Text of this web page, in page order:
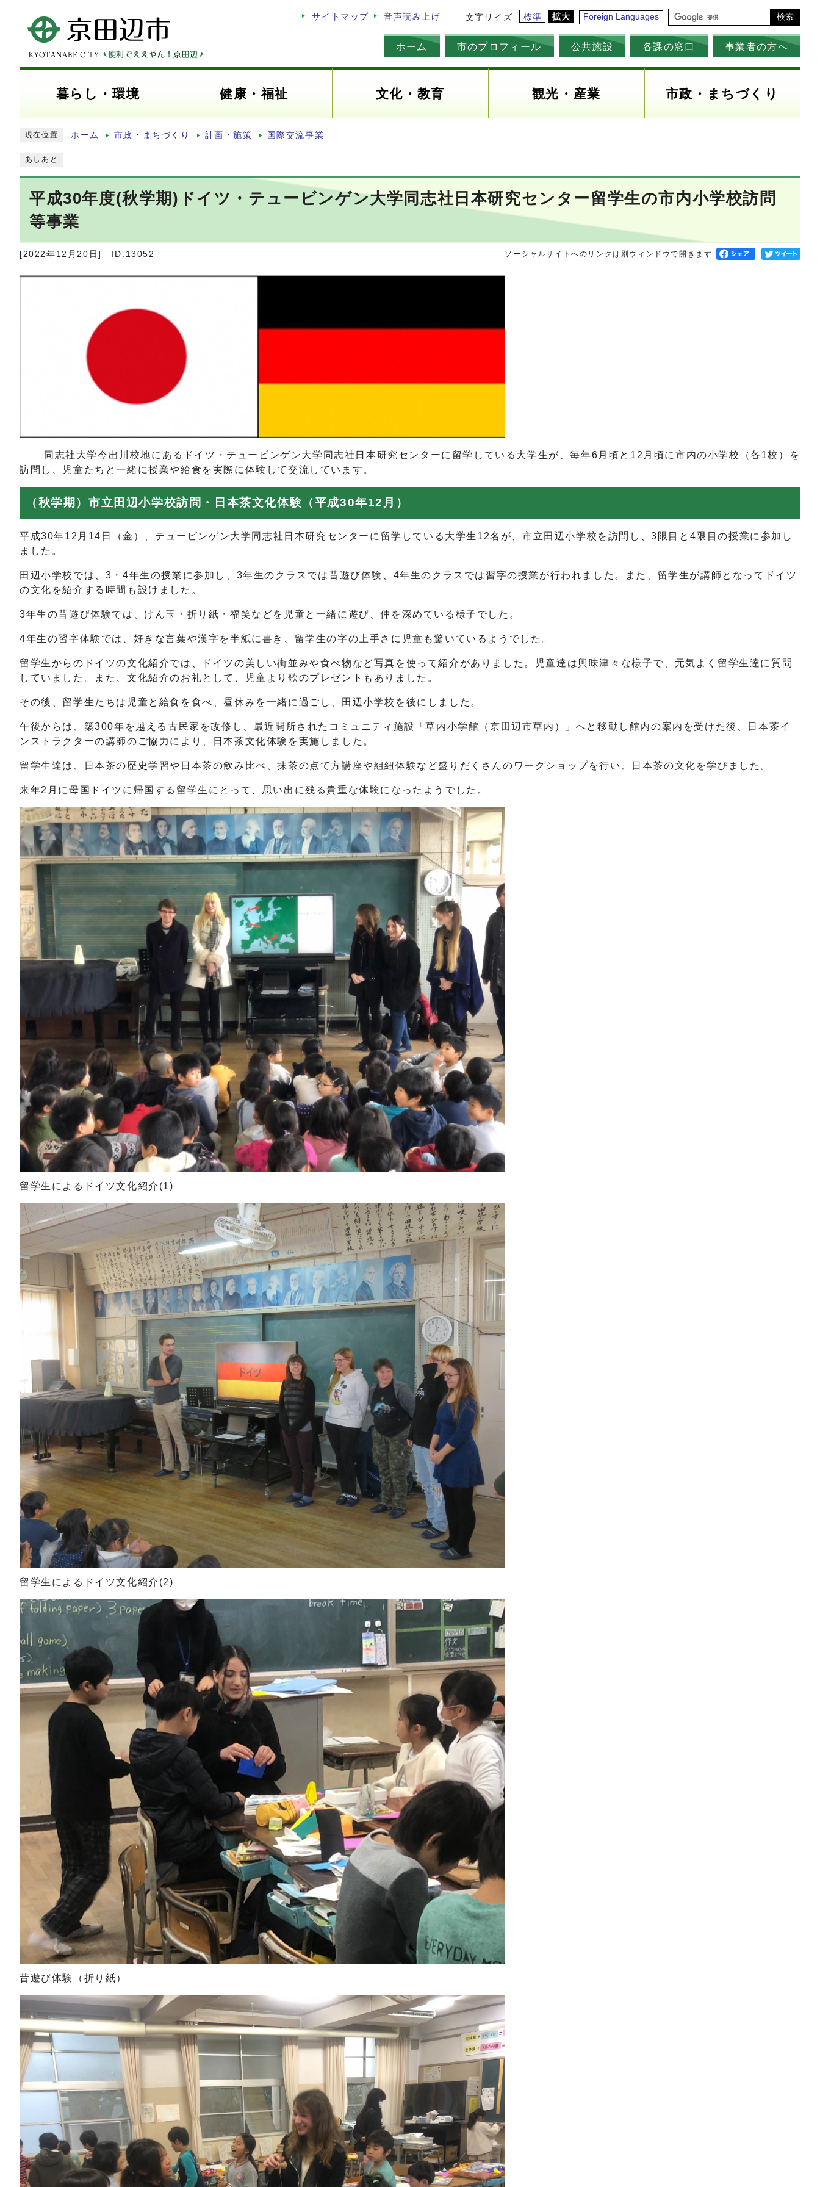
サイトマップ 音声読み上げ 文字サイズ 標準 拡大 Foreign Languages 検索
ホーム 市のプロフィール 公共施設 各課の窓口 事業者の方へ
暮らし・環境 健康・福祉 文化・教育 観光・産業 市政・まちづくり
現在位置 ホーム 市政・まちづくり 計画・施策 国際交流事業
あしあと
平成30年度(秋学期)ドイツ・テュービンゲン大学同志社日本研究センター留学生の市内小学校訪問
等事業
[2022年12月20日] ID:13052 ソーシャルサイトへのリンクは別ウィンドウで開きます
同志社大学今出川校地にあるドイツ・テュービンゲン大学同志社日本研究センターに留学している大学生が、毎年6月頃と12月頃に市内の小学校（各1校）を
訪問し、児童たちと一緒に授業や給食を実際に体験して交流しています。
（秋学期）市立田辺小学校訪問・日本茶文化体験（平成30年12月）
平成30年12月14日（金）、テュービンゲン大学同志社日本研究センターに留学している大学生12名が、市立田辺小学校を訪問し、3限目と4限目の授業に参加し
ました。
田辺小学校では、3・4年生の授業に参加し、3年生のクラスでは昔遊び体験、4年生のクラスでは習字の授業が行われました。また、留学生が講師となってドイツ
の文化を紹介する時間も設けました。
3年生の昔遊び体験では、けん玉・折り紙・福笑などを児童と一緒に遊び、仲を深めている様子でした。
4年生の習字体験では、好きな言葉や漢字を半紙に書き、留学生の字の上手さに児童も驚いているようでした。
留学生からのドイツの文化紹介では、ドイツの美しい街並みや食べ物など写真を使って紹介がありました。児童達は興味津々な様子で、元気よく留学生達に質問
していました。また、文化紹介のお礼として、児童より歌のプレゼントもありました。
その後、留学生たちは児童と給食を食べ、昼休みを一緒に過ごし、田辺小学校を後にしました。
午後からは、築300年を越える古民家を改修し、最近開所されたコミュニティ施設「草内小学館（京田辺市草内）」へと移動し館内の案内を受けた後、日本茶イ
ンストラクターの講師のご協力により、日本茶文化体験を実施しました。
留学生達は、日本茶の歴史学習や日本茶の飲み比べ、抹茶の点て方講座や組紐体験など盛りだくさんのワークショップを行い、日本茶の文化を学びました。
来年2月に母国ドイツに帰国する留学生にとって、思い出に残る貴重な体験になったようでした。
留学生によるドイツ文化紹介(1)
留学生によるドイツ文化紹介(2)
昔遊び体験（折り紙）